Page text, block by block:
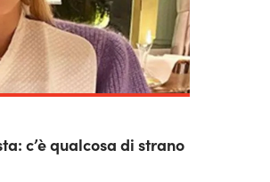
c’è qualcosa di strano